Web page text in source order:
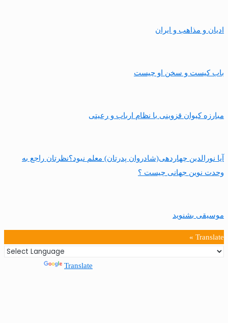
ادیان و مذاهب و ایران
باب کیست و سخن او چیست
مبارزه کیوان قزوینی با نظام ارباب و رعیتی
آیا نورالدین چهاردهی(شادروان پدرتان) معلم نبود؟نظرتان راجع به
وحدت نوین جهانی چیست ؟
موسیقی بشنوید
Translate »
Translate